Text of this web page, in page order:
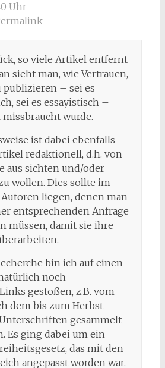
Uhr
so viele Artikel entfernt
sieht man, wie Vertrauen,
– sei es
sei es essayistisch –
wurde.
ist dabei ebenfalls
redaktionell, d.h. von
aus sichten und/oder
wollen. Dies sollte im
liegen, denen man
entsprechenden Anfrage
müssen, damit sie ihre
bin ich auf einen
noch
gestoßen, z.B. vom
dem bis zum Herbst
gesammelt
Es ging dabei um ein
das mit den
angepasst worden war.